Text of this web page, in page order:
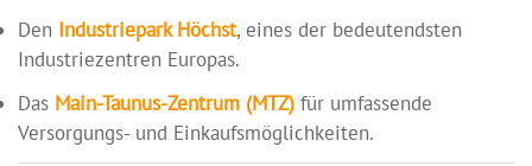
Den Industriepark Höchst, eines der bedeutendsten
Industriezentren Europas.
Das Main-Taunus-Zentrum (MTZ) für umfassende
Versorgungs- und Einkaufsmöglichkeiten.